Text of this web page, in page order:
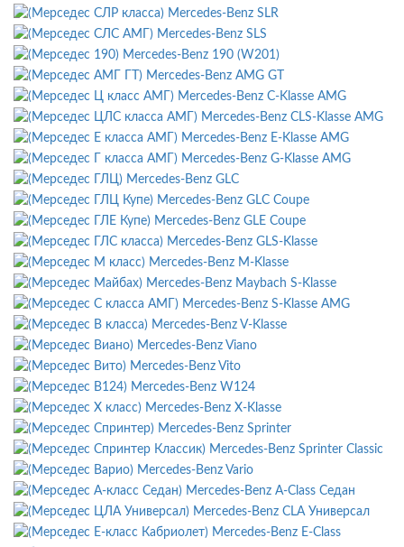
Mercedes-Benz SLR
Mercedes-Benz SLS
Mercedes-Benz 190 (W201)
Mercedes-Benz AMG GT
Mercedes-Benz C-Klasse AMG
Mercedes-Benz CLS-Klasse AMG
Mercedes-Benz E-Klasse AMG
Mercedes-Benz G-Klasse AMG
Mercedes-Benz GLC
Mercedes-Benz GLC Coupe
Mercedes-Benz GLE Coupe
Mercedes-Benz GLS-Klasse
Mercedes-Benz M-Klasse
Mercedes-Benz Maybach S-Klasse
Mercedes-Benz S-Klasse AMG
Mercedes-Benz V-Klasse
Mercedes-Benz Viano
Mercedes-Benz Vito
Mercedes-Benz W124
Mercedes-Benz X-Klasse
Mercedes-Benz Sprinter
Mercedes-Benz Sprinter Classic
Mercedes-Benz Vario
Mercedes-Benz A-Class Седан
Mercedes-Benz CLA Универсал
Mercedes-Benz E-Class